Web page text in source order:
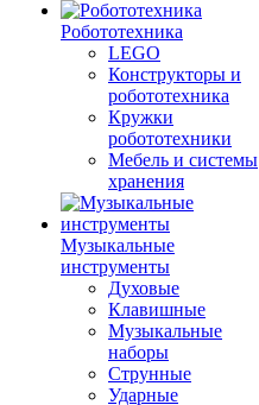
Робототехника
LEGO
Конструкторы и
робототехника
Кружки
робототехники
Мебель и системы
хранения
Музыкальные
инструменты
Духовые
Клавишные
Музыкальные
наборы
Струнные
Ударные